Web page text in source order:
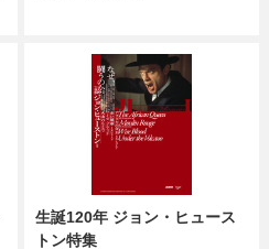
生誕120年 ジョン・ヒュース
トン特集